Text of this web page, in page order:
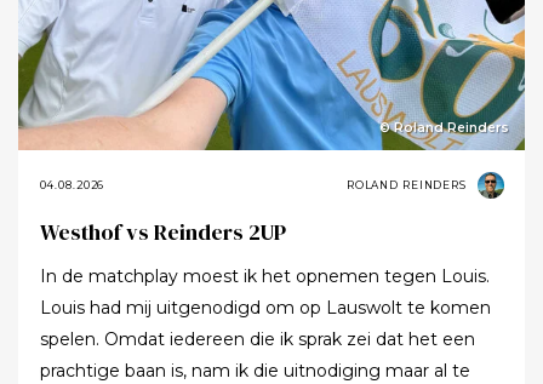
© Roland Reinders
04.08.2026 ROLAND REINDERS
Westhof vs Reinders 2UP
In de matchplay moest ik het opnemen tegen Louis.
Louis had mij uitgenodigd om op Lauswolt te komen
spelen. Omdat iedereen die ik sprak zei dat het een
prachtige baan is, nam ik die uitnodiging maar al te